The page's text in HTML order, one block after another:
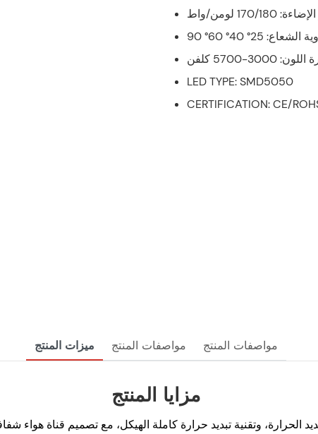
170/180 لومن/واط
5700 كلفن
LED TYPE: SMD5050
CERTIFICATION: CE/
ميزات المنتج مواصفات المنتج مواصفات المنتج
مزايا المنتج